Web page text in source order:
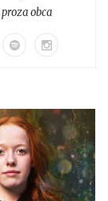
proza obca